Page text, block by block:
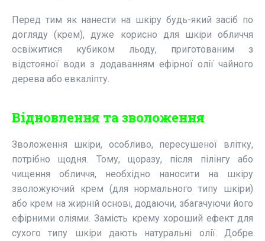
Перед тим як нанести на шкіру будь-який засіб по
догляду (крем), дуже корисно для шкіри обличчя
освіжитися кубиком льоду, приготованим з
відстояної води з додаванням ефірної олії чайного
дерева або евкаліпту.
Відновлення та зволоження
Зволоження шкіри, особливо, пересушеної влітку,
потрібно щодня. Тому, щоразу, після пілінгу або
чищення обличчя, необхідно наносити на шкіру
зволожуючий крем (для нормального типу шкіри)
або крем на жирній основі, додаючи, збагачуючи його
ефірними оліями. Замість крему хороший ефект для
сухого типу шкіри дають натуральні олії. Добре